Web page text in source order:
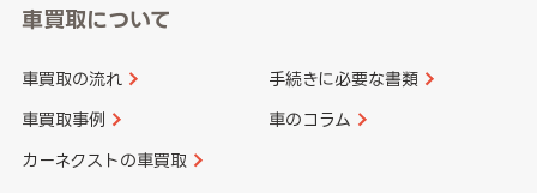
車買取について
車買取の流れ 手続きに必要な書類
車買取事例 車のコラム
カーネクストの車買取